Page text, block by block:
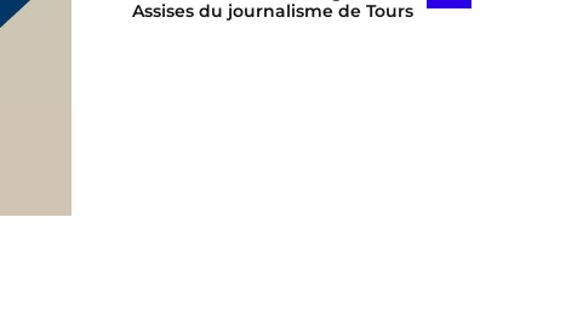
Assises du journalisme de Tours